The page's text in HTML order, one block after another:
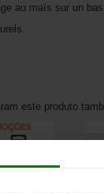
au maïs sur un
este produto